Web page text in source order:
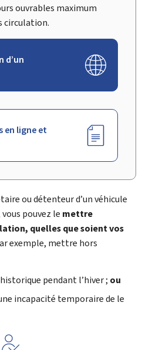
ouvrables maximum
circulation.
d’un
en ligne et
ou détenteur d’un véhicule
pouvez le mettre
quelles que soient vos
exemple, mettre hors
pendant l’hiver ; ou
incapacité temporaire de le